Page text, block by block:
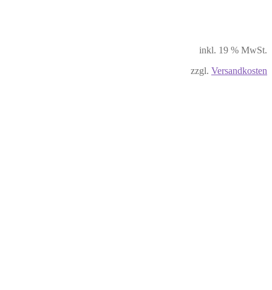
inkl. 19 % MwSt.
zzgl. Versandkosten